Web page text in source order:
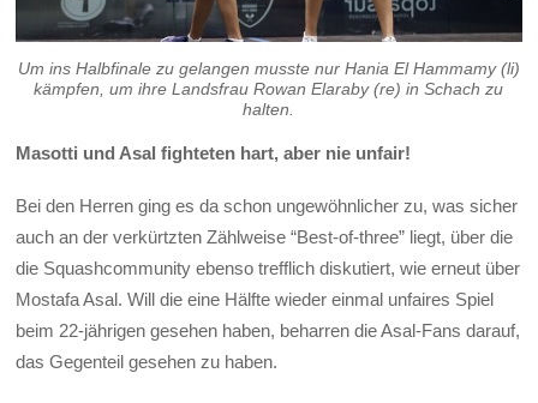
Um ins Halbfinale zu gelangen musste nur Hania El Hammamy (li)
kämpfen, um ihre Landsfrau Rowan Elaraby (re) in Schach zu
halten.
Masotti und Asal fighteten hart, aber nie unfair!
Bei den Herren ging es da schon ungewöhnlicher zu, was sicher
auch an der verkürtzten Zählweise “Best-of-three” liegt, über die
die Squashcommunity ebenso trefflich diskutiert, wie erneut über
Mostafa Asal. Will die eine Hälfte wieder einmal unfaires Spiel
beim 22-jährigen gesehen haben, beharren die Asal-Fans darauf,
das Gegenteil gesehen zu haben.